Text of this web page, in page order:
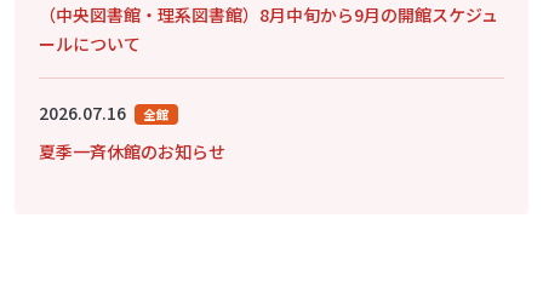
（中央図書館・理系図書館）8月中旬から9月の開館スケジュ
ールについて
2026.07.16 全館
夏季一斉休館のお知らせ